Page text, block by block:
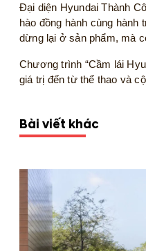
Đại diện Hyundai Thành
hào đồng hành cùng hành
dừng lại ở sản phẩm, mà
Chương trình “Cầm lái
giá trị đến từ thể thao và
Bài viết khác